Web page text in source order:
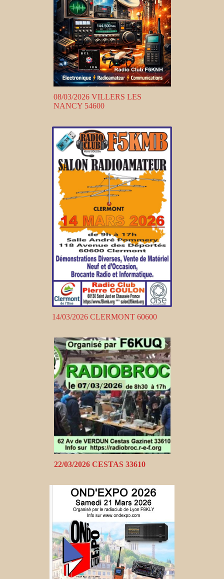
08/03/2026 VILLERS LES
NANCY 54600
14/03/2026 CLERMONT 60600
22/03/2026 CESTAS 33610